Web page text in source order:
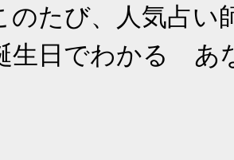
のたび、人気占い
生日でわかる あ